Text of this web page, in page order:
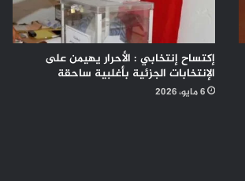
إكتساح إنتخابي : الأحرار يهيمن على
الإنتخابات الجزئية بأغلبية ساحقة
6 مايو، 2026